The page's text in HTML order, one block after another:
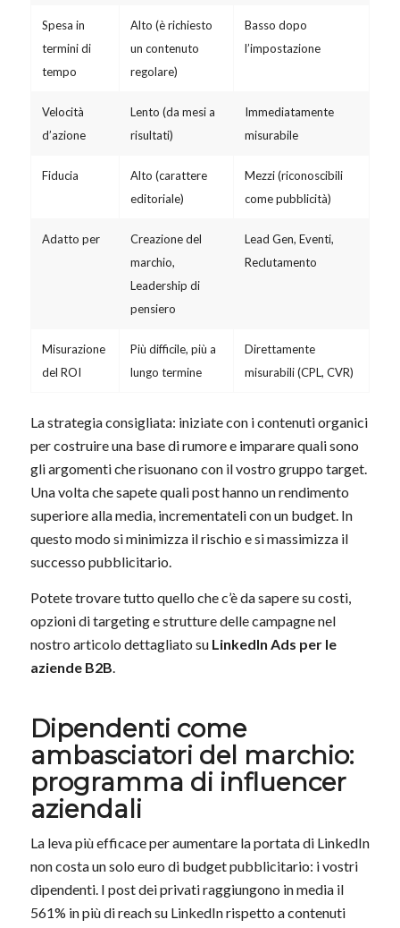
Spesa in
termini di
tempo
Alto (è richiesto
un contenuto
regolare)
Basso dopo
l’impostazione
Velocità
d’azione
Lento (da mesi a
risultati)
Immediatamente
misurabile
Fiducia
Alto (carattere
editoriale)
Mezzi (riconoscibili
come pubblicità)
Adatto per
Creazione del
marchio,
Leadership di
pensiero
Lead Gen, Eventi,
Reclutamento
Misurazione
del ROI
Più difficile, più a
lungo termine
Direttamente
misurabili (CPL, CVR)
La strategia consigliata: iniziate con i contenuti organici
per costruire una base di rumore e imparare quali sono
gli argomenti che risuonano con il vostro gruppo target.
Una volta che sapete quali post hanno un rendimento
superiore alla media, incrementateli con un budget. In
questo modo si minimizza il rischio e si massimizza il
successo pubblicitario.
Potete trovare tutto quello che c’è da sapere su costi,
opzioni di targeting e strutture delle campagne nel
nostro articolo dettagliato su LinkedIn Ads per le
aziende B2B.
Dipendenti come
ambasciatori del marchio:
programma di influencer
aziendali
La leva più efficace per aumentare la portata di LinkedIn
non costa un solo euro di budget pubblicitario: i vostri
dipendenti. I post dei privati raggiungono in media il
561% in più di reach su LinkedIn rispetto a contenuti